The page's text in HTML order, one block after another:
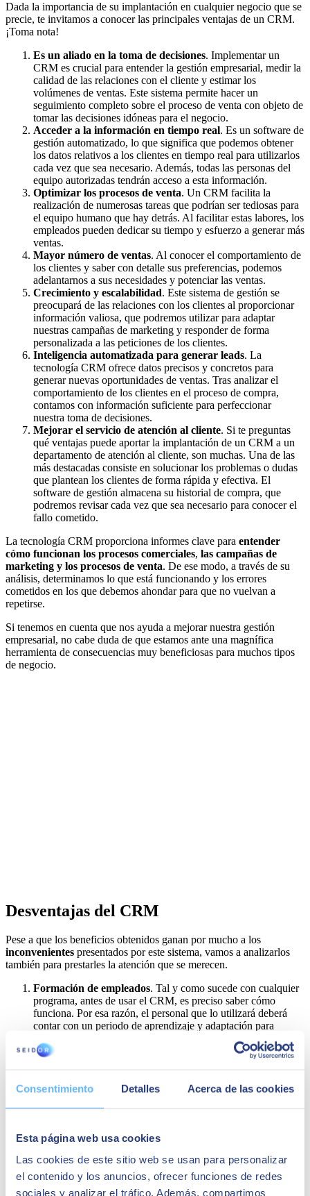
Consentimiento Detalles Acerca de las cookies
Esta página web usa cookies
Las cookies de este sitio web se usan para personalizar
el contenido y los anuncios, ofrecer funciones de redes
sociales y analizar el tráfico. Además, compartimos
Dada la importancia de su implantación en cualquier negocio que se
precie, te invitamos a conocer las principales ventajas de un CRM.
¡Toma nota!
Es un aliado en la toma de decisiones. Implementar un
CRM es crucial para entender la gestión empresarial, medir la
calidad de las relaciones con el cliente y estimar los
volúmenes de ventas. Este sistema permite hacer un
seguimiento completo sobre el proceso de venta con objeto de
tomar las decisiones idóneas para el negocio.
Acceder a la información en tiempo real. Es un software de
gestión automatizado, lo que significa que podemos obtener
los datos relativos a los clientes en tiempo real para utilizarlos
cada vez que sea necesario. Además, todas las personas del
equipo autorizadas tendrán acceso a esta información.
Optimizar los procesos de venta. Un CRM facilita la
realización de numerosas tareas que podrían ser tediosas para
el equipo humano que hay detrás. Al facilitar estas labores, los
empleados pueden dedicar su tiempo y esfuerzo a generar más
ventas.
Mayor número de ventas. Al conocer el comportamiento de
los clientes y saber con detalle sus preferencias, podemos
adelantarnos a sus necesidades y potenciar las ventas.
Crecimiento y escalabilidad. Este sistema de gestión se
preocupará de las relaciones con los clientes al proporcionar
información valiosa, que podremos utilizar para adaptar
nuestras campañas de marketing y responder de forma
personalizada a las peticiones de los clientes.
Inteligencia automatizada para generar leads. La
tecnología CRM ofrece datos precisos y concretos para
generar nuevas oportunidades de ventas. Tras analizar el
comportamiento de los clientes en el proceso de compra,
contamos con información suficiente para perfeccionar
nuestra toma de decisiones.
Mejorar el servicio de atención al cliente. Si te preguntas
qué ventajas puede aportar la implantación de un CRM a un
departamento de atención al cliente, son muchas. Una de las
más destacadas consiste en solucionar los problemas o dudas
que plantean los clientes de forma rápida y efectiva. El
software de gestión almacena su historial de compra, que
podremos revisar cada vez que sea necesario para conocer el
fallo cometido.
La tecnología CRM proporciona informes clave para entender
cómo funcionan los procesos comerciales, las campañas de
marketing y los procesos de venta. De ese modo, a través de su
análisis, determinamos lo que está funcionando y los errores
cometidos en los que debemos ahondar para que no vuelvan a
repetirse.
Si tenemos en cuenta que nos ayuda a mejorar nuestra gestión
empresarial, no cabe duda de que estamos ante una magnífica
herramienta de consecuencias muy beneficiosas para muchos tipos
de negocio.
Desventajas del CRM
Pese a que los beneficios obtenidos ganan por mucho a los
inconvenientes presentados por este sistema, vamos a analizarlos
también para prestarles la atención que se merecen.
Formación de empleados. Tal y como sucede con cualquier
programa, antes de usar el CRM, es preciso saber cómo
funciona. Por esa razón, el personal que lo utilizará deberá
contar con un periodo de aprendizaje y adaptación para
Cumplir con la Ley de Protección de Datos. El CRM
almacena muchos datos personales de clientes, de ahí que
utilizarlos. De hecho, para hacerlo, el usuario debe haber dado
comunicaciones debemos transmitir la posibilidad de que los
online, como puede ser de la newsletter.
principales inconvenientes del CRM en empresas pequeñas se
basa en los precios que tienen algunos de estos programas. En
ocasiones pueden resultar tan elevados que se convierten en